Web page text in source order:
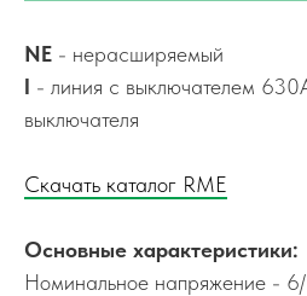
NE - нерасширяемый
I - линия с выключателем
выключателя
Скачать каталог RME
Основные характеристики:
Номинальное напряжение -